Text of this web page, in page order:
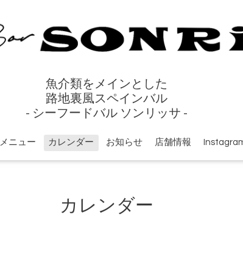
魚介類をメインとした
路地裏風スペインバル
- シーフードバル ソンリッサ -
メニュー カレンダー お知らせ 店舗情報
カレンダー